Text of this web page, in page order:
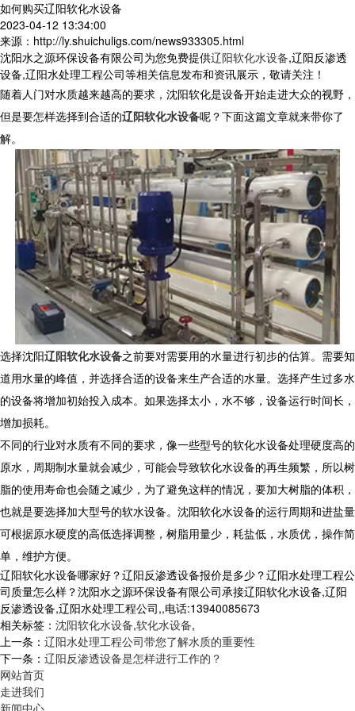
如何购买辽阳软化水设备
2023-04-12 13:34:00
来源：http://ly.shuichuligs.com/news933305.html
沈阳水之源环保设备有限公司为您免费提供辽阳软化水设备,辽阳反渗透
设备,辽阳水处理工程公司等相关信息发布和资讯展示，敬请关注！
随着人门对水质越来越高的要求，沈阳软化是设备开始走进大众的视野，
但是要怎样选择到合适的辽阳软化水设备呢？下面这篇文章就来带你了
解。
选择沈阳辽阳软化水设备之前要对需要用的水量进行初步的估算。需要知
道用水量的峰值，并选择合适的设备来生产合适的水量。选择产生过多水
的设备将增加初始投入成本。如果选择太小，水不够，设备运行时间长，
增加损耗。
不同的行业对水质有不同的要求，像一些型号的软化水设备处理硬度高的
原水，周期制水量就会减少，可能会导致软化水设备的再生频繁，所以树
脂的使用寿命也会随之减少，为了避免这样的情况，要加大树脂的体积，
也就是要选择加大型号的软水设备。沈阳软化水设备的运行周期和进盐量
可根据原水硬度的高低选择调整，树脂用量少，耗盐低，水质优，操作简
单，维护方便。
辽阳软化水设备哪家好？辽阳反渗透设备报价是多少？辽阳水处理工程公
司质量怎么样？沈阳水之源环保设备有限公司承接辽阳软化水设备,辽阳
反渗透设备,辽阳水处理工程公司,,电话:13940085673
相关标签： 沈阳软化水设备,软化水设备,
上一条： 辽阳水处理工程公司带您了解水质的重要性
下一条： 辽阳反渗透设备是怎样进行工作的？
网站首页
走进我们
新闻中心